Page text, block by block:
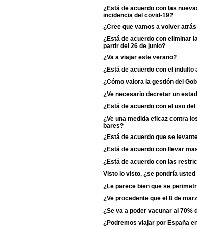
¿Está de acuerdo con las
incidencia del covid-19?
¿Cree que vamos a volver
¿Está de acuerdo con eliminar
partir del 26 de junio?
¿Va a viajar este verano?
¿Está de acuerdo con el
¿Cómo valora la gestión del
¿Ve necesario decretar un
¿Está de acuerdo con el uso
¿Ve una medida eficaz contra
bares?
¿Está de acuerdo que se
¿Está de acuerdo con llevar
¿Está de acuerdo con las
Visto lo visto, ¿se pondría
¿Le parece bien que se
¿Ve procedente que el 8 de
¿Se va a poder vacunar al 70%
¿Podremos viajar por España